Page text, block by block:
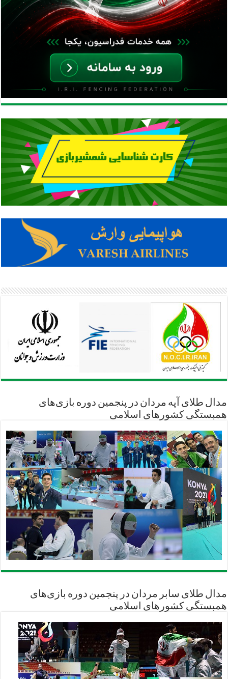
مدال طلای آپه مردان در پنجمین دوره بازی‌های
همبستگی کشورهای اسلامی
مدال طلای سابر مردان در پنجمین دوره بازی‌های
همبستگی کشورهای اسلامی